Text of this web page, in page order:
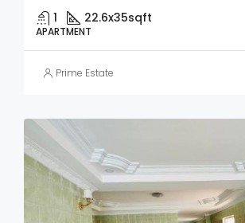
1 22.6x35sqft
APARTMENT
Prime Estate